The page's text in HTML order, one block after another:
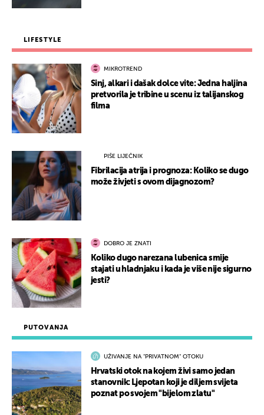
PUTOVANJA
UŽIVANJE NA "PRIVATNOM" OTOKU
Hrvatski otok na kojem živi samo jedan
stanovnik: Ljepotan koji je diljem svijeta
poznat po svojem "bijelom zlatu"
LIFESTYLE
MIKROTREND
Sinj, alkari i dašak dolce vite: Jedna haljina
pretvorila je tribine u scenu iz talijanskog
filma
PIŠE LIJEČNIK
Fibrilacija atrija i prognoza: Koliko se dugo
može živjeti s ovom dijagnozom?
DOBRO JE ZNATI
Koliko dugo narezana lubenica smije
stajati u hladnjaku i kada je više nije sigurno
jesti?